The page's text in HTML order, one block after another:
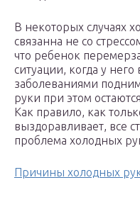
В некоторых случаях
связанна не со
что ребенок
ситуации, когда у
заболеваниями
руки при этом
Как правило, как
выздоравливает, все
проблема холодных
Причины холодных